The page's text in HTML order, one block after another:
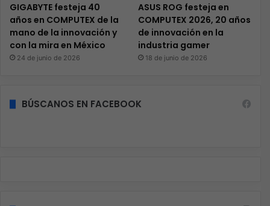
GIGABYTE festeja 40
años en COMPUTEX de la
mano de la innovación y
con la mira en México
24 de junio de 2026
ASUS ROG festeja en
COMPUTEX 2026, 20 años
de innovación en la
industria gamer
18 de junio de 2026
BÚSCANOS EN FACEBOOK